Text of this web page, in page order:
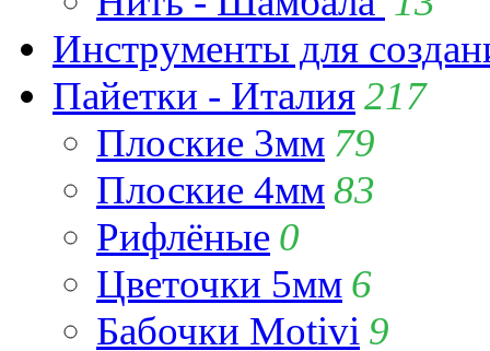
Инструменты для
Пайетки - Италия217
Плоские 3мм 79
Плоские 4мм83
Рифлёные 0
Цветочки 5мм 6
Бабочки Motivi 9